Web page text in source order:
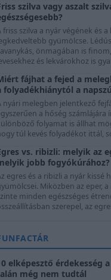
szilva vagy aszalt
friss szilva a nyár végének és
gyümölcse.
önmagában is
és lekvárokhoz is
fájhat a fejed a
folyadékhiánytól a
nyári melegben jelentkező
a hőség számlájára
folyamat is állhat
túl kevés folyadékot ittál,
vs. ribizli: melyik az
jobb fogyókúrához?
egres és a ribizli a nyár kissé
Miközben az eper,
minden egészséges
szerepel, az
elképesztő érdekesség
még nem tudtál